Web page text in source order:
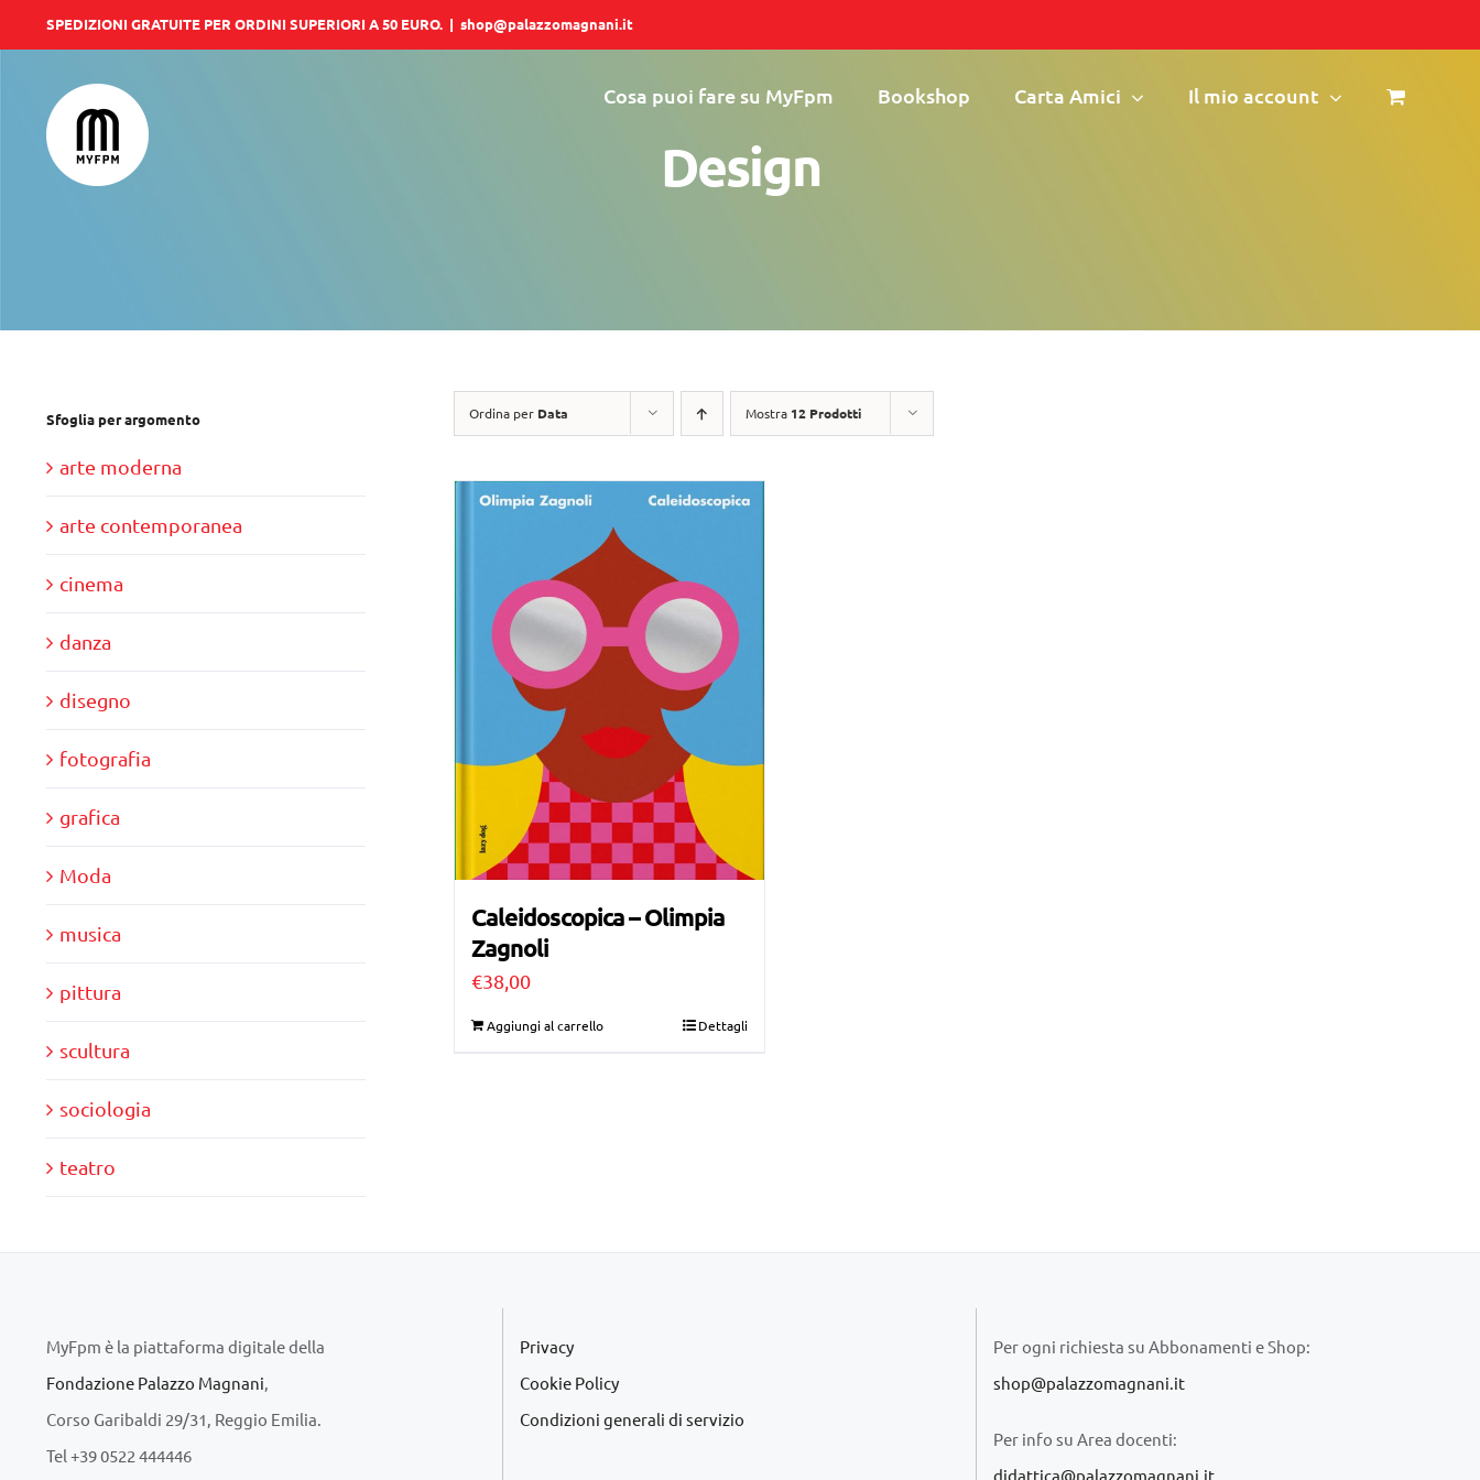
al
contenuto
SPEDIZIONI GRATUITE PER ORDINI SUPERIORI A 50 EURO. | shop@palazzomagnani.it
Cosa puoi fare su MyFpm Bookshop Carta Amici Il mio account
Design
Ordina per Data Mostra 12 Prodotti
Caleidoscopica – Olimpia
Zagnoli
€38,00
Aggiungi al carrello Dettagli
Sfoglia per argomento
arte moderna
arte contemporanea
cinema
danza
disegno
fotografia
grafica
Moda
musica
pittura
scultura
sociologia
teatro
MyFpm è la piattaforma digitale della
Fondazione Palazzo Magnani
Corso Garibaldi 29/31, Reggio Emilia.
Tel +39 0522 444446
Privacy
Cookie Policy
Condizioni generali di servizio
Per ogni richiesta su Abbonamenti e Shop:
shop@palazzomagnani.it
Per info su Area docenti:
didattica@palazzomagnani.it